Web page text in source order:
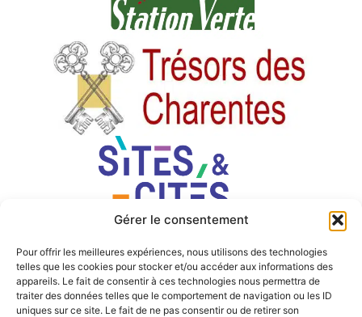
Gérer le consentement
Pour offrir les meilleures expériences, nous utilisons des technologies
telles que les cookies pour stocker et/ou accéder aux informations des
appareils. Le fait de consentir à ces technologies nous permettra de
traiter des données telles que le comportement de navigation ou les ID
uniques sur ce site. Le fait de ne pas consentir ou de retirer son